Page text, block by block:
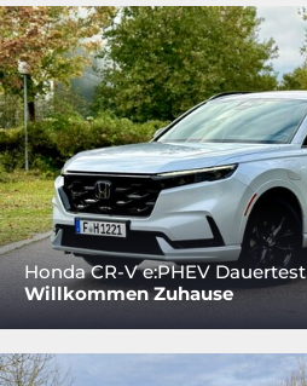
Honda CR-V e:PHEV Dauertest
Willkommen Zuhause